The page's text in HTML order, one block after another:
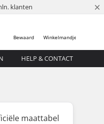
klanten ×
Winkelmandje
Bewaard
HELP & CONTACT
maattabel